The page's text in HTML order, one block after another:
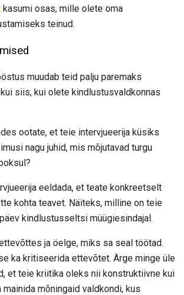
kasumi osas, mille olete oma
teinud.
muudab teid palju paremaks
kui siis, kui olete kindlustusvaldkonnas
ootate, et teie intervjueerija küsiks
nagu juhid, mis mõjutavad turgu
eeldada, et teate konkreetselt
kohta teavet. Näiteks, milline on teie
kindlustusseltsi müügiesindajal.
ja öelge, miks sa seal töötad.
ka kritiseerida ettevõtet. Ärge minge üle
et teie kriitika oleks nii konstruktiivne kui
mõningaid valdkondi, kus